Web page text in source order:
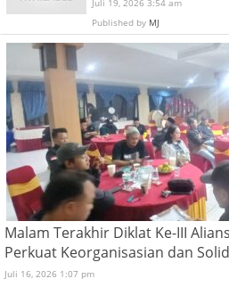
Juli 19, 2026 3:54 am
Published by MJ
Malam Terakhir Diklat Ke-III
Perkuat Keorganisasian dan
Juli 16, 2026 1:07 pm